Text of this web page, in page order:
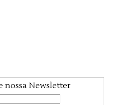
nossa Newsletter